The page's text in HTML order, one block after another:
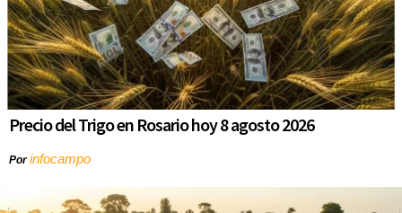
Precio del Trigo en Rosario hoy 8 agosto 2026
Porinfocampo